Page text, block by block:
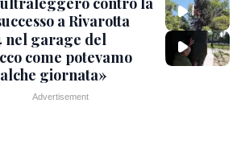
a Rivarotta
nel garage del
come potevamo
giornata»